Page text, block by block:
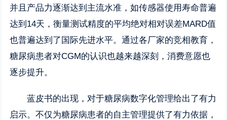
并且产品力逐渐达到主流水准，如传感器使用寿命普遍
达到14天，衡量测试精度的平均绝对相对误差MARD值
也普遍达到了国际先进水平。通过各厂家的竞相教育，
糖尿病患者对CGM的认识也越来越深刻，消费意愿也
逐步提升。
蓝皮书的出现，对于糖尿病数字化管理给出了有力
启示。不仅为糖尿病患者的自主管理提供了有力依据，